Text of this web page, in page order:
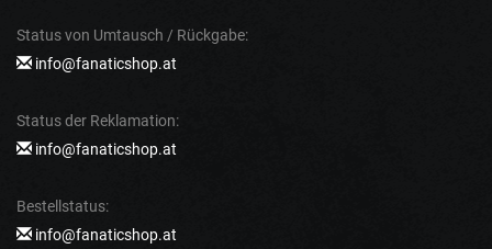
Status von Umtausch / Rückgabe:
info@fanaticshop.at
Status der Reklamation:
info@fanaticshop.at
Bestellstatus:
info@fanaticshop.at